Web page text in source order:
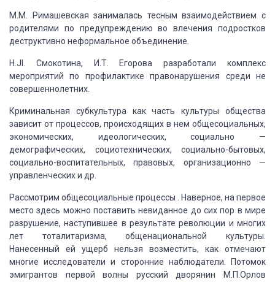
М.М. Римашевская занималась тесным взаимодействием с
родителями по предупреждению во влечения подростков
деструктивно неформальное объединение.
H.JI. Смокотина, И.Т. Егорова разработали комплекс
мероприятий по профилактике правонарушения среди не
совершеннолетних.
Криминальная субкультура как часть культуры общества
зависит от процессов, происходящих в нем общесоциальных,
экономических, идеологических, социально —
демографических, социотехнических, социально-бытовых,
социально-воспитательных, правовых, организационно —
управленческих и др.
Рассмотрим общесоциальные процессы . Наверное, на первое
место здесь можно поставить невиданное до сих пор в мире
разрушение, наступившее в результате революции и многих
лет тоталитаризма, общенациональной культуры.
Нанесенный ей ущерб нельзя возместить, как отмечают
многие исследователи и сторонние наблюдатели. Потомок
эмигрантов первой волны русский дворянин М.П.Орлов